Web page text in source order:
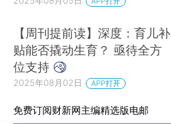
【周刊提前读】深度：育儿补
贴能否撬动生育？ 亟待全方
位支持
2025年08月02日 APP打开
免费订阅财新网主编精选版电邮